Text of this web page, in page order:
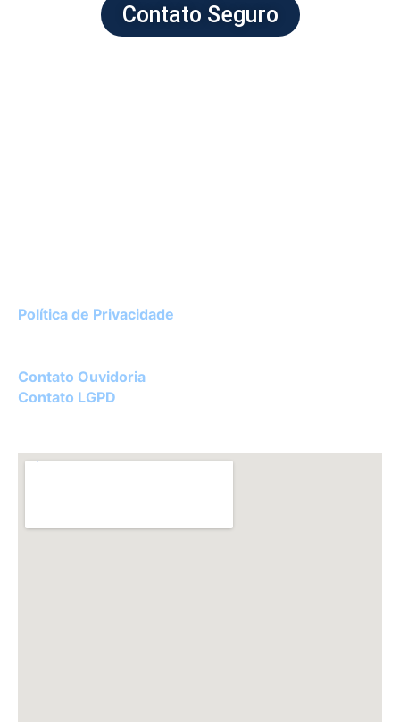
Contato Seguro
Política de Privacidade
Contato Ouvidoria
Contato LGPD